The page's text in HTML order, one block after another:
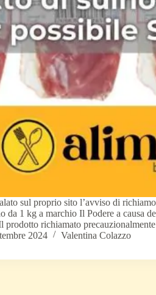
sul proprio sito l’avviso di
da 1 kg a marchio Il Podere a causa
prodotto richiamato
2024
Valentina Colazzo